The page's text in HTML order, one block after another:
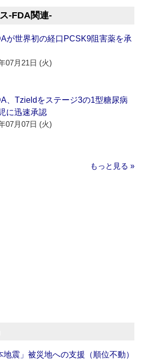
‐FDA関連‐
が世界初の経口PCSK9阻害薬を承
07月21日 (火)
、Tzieldをステージ3の1型糖尿病
に迅速承認
07月07日 (火)
もっと見る »
震」被災地への支援（順位不動）